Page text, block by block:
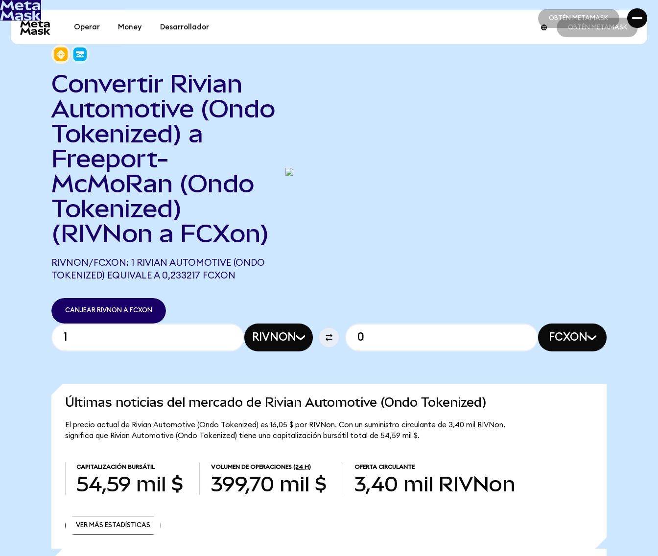
OBTÉN METAMASK
OBTÉN METAMASK
Operar Money Desarrollador OBTÉN METAMASK
Convertir Rivian
Automotive (Ondo
Tokenized) a
Freeport-
McMoRan (Ondo
Tokenized)
(RIVNon a FCXon)
RIVNON/FCXON: 1 RIVIAN AUTOMOTIVE (ONDO
TOKENIZED) EQUIVALE A 0,233217 FCXON
CANJEAR RIVNON A FCXON
RIVNON FCXON
Últimas noticias del mercado de Rivian Automotive (Ondo Tokenized)
El precio actual de Rivian Automotive (Ondo Tokenized) es 16,05 $ por RIVNon. Con un suministro circulante de 3,40 mil RIVNon,
significa que Rivian Automotive (Ondo Tokenized) tiene una capitalización bursátil total de 54,59 mil $.
CAPITALIZACIÓN BURSÁTIL
54,59 mil $
VOLUMEN DE OPERACIONES (24 H)
399,70 mil $
OFERTA CIRCULANTE
3,40 mil RIVNon
VER MÁS ESTADÍSTICAS